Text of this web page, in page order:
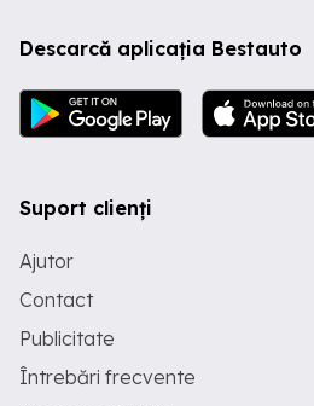
Descarcă aplicația Bestauto
Suport clienți
Ajutor
Contact
Publicitate
Întrebări frecvente